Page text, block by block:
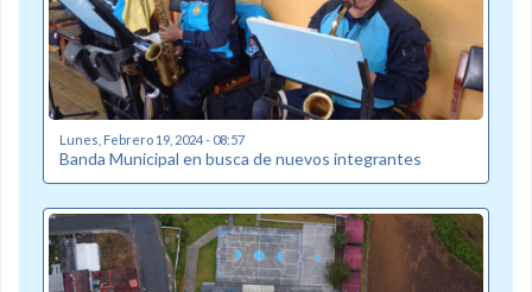
Lunes, Febrero 19, 2024 - 08:57
Banda Municipal en busca de nuevos integrantes